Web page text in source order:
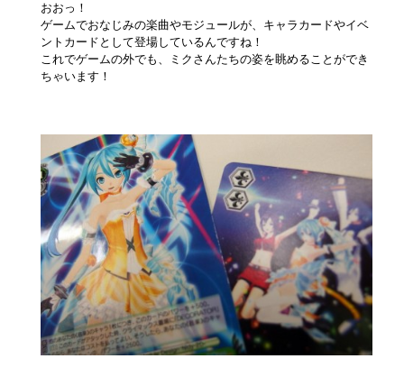
おおっ！
ゲームでおなじみの楽曲やモジュールが、キャラカードやイベ
ントカードとして登場しているんですね！
これでゲームの外でも、ミクさんたちの姿を眺めることができ
ちゃいます！